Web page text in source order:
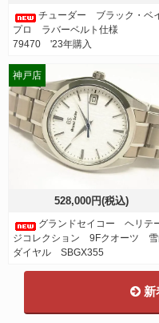
チューダー ブラック・ベ
プロ ラバーベルト仕様
79470 '23年購入
528,000円(税込)
グランドセイコー ヘリテ
ジコレクション 9Fクオーツ 雪
ダイヤル SBGX355
神戸店
新